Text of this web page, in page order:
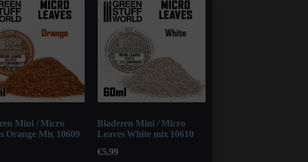
Mini / Micro
Orange Mix 10609
Bladeren Mini / Micro
Leaves White mix 10610
€5,99